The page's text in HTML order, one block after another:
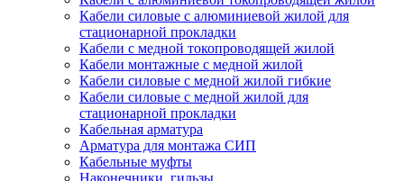
Кабели силовые с алюминиевой жилой для
стационарной прокладки
Кабели с медной токопроводящей жилой
Кабели монтажные с медной жилой
Кабели силовые с медной жилой гибкие
Кабели силовые с медной жилой для
стационарной прокладки
Кабельная арматура
Арматура для монтажа СИП
Кабельные муфты
Наконечники, гильзы